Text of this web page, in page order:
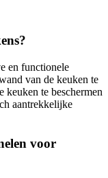
en functionele
van de keuken te
te beschermen
aantrekkelijke
voor